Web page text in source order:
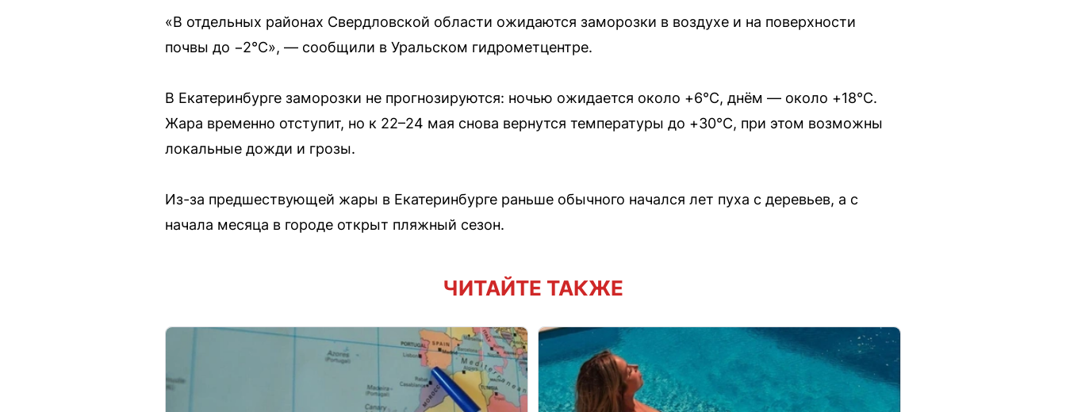
«В отдельных районах Свердловской области ожидаются заморозки в воздухе и на поверхности
почвы до −2°С», — сообщили в Уральском гидрометцентре.
В Екатеринбурге заморозки не прогнозируются: ночью ожидается около +6°С, днём — около +18°С.
Жара временно отступит, но к 22–24 мая снова вернутся температуры до +30°С, при этом возможны
локальные дожди и грозы.
Из-за предшествующей жары в Екатеринбурге раньше обычного начался лет пуха с деревьев, а с
начала месяца в городе открыт пляжный сезон.
ЧИТАЙТЕ ТАКЖЕ